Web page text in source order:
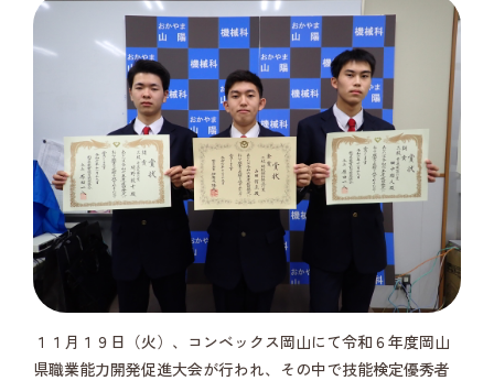
１１月１９日（火）、コンベックス岡山にて令和６年度岡山
県職業能力開発促進大会が行われ、その中で技能検定優秀者